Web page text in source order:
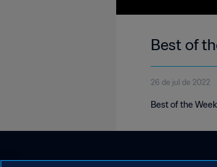
Best of
26 de jul de 2022
Best of the